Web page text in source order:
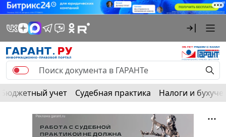
Бюджетный учет Судебная практика Налоги и